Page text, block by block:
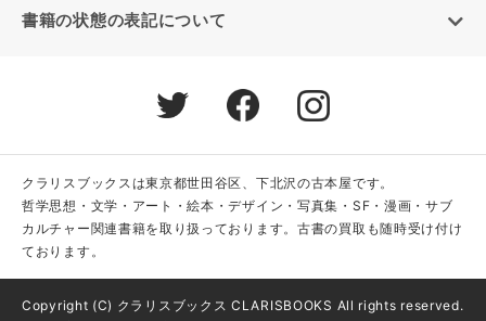
書籍の状態の表記について
クラリスブックスは東京都世田谷区、下北沢の古本屋です。
哲学思想・文学・アート・絵本・デザイン・写真集・SF・漫画・サブ
カルチャー関連書籍を取り扱っております。古書の買取も随時受け付け
ております。
Copyright (C) クラリスブックス CLARISBOOKS All rights reserved.